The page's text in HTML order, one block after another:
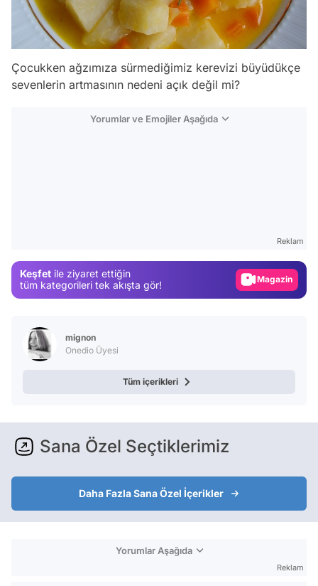
Çocukken ağzımıza sürmediğimiz kerevizi büyüdükçe
sevenlerin artmasının nedeni açık değil mi?
Yorumlar ve Emojiler Aşağıda
Reklam
Keşfet ile ziyaret ettiğin
tüm kategorileri tek akışta gör!
Video
mignon
Onedio Üyesi
Tüm içerikleri
Sana Özel Seçtiklerimiz
Daha Fazla Sana Özel İçerikler
Yorumlar Aşağıda
Reklam